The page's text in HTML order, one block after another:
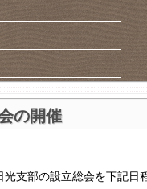
の開催
支部の設立総会を下記日